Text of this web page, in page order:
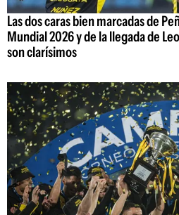
Las dos caras bien marcadas de
Mundial 2026 y de la llegada de
son clarísimos